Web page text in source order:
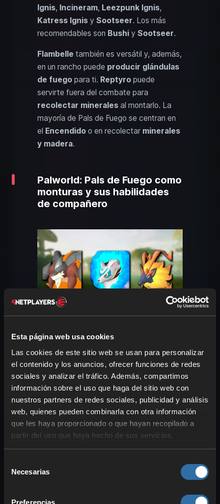
Esta página web usa cookies
Las cookies de este sitio web se usan para personalizar
el contenido y los anuncios, ofrecer funciones de redes
sociales y analizar el tráfico. Además, compartimos
información sobre el uso que haga del sitio web con
nuestros partners de redes sociales, publicidad y análisis
web, quienes pueden combinarla con otra información
que les haya proporcionado o que hayan recopilado a
partir del uso que haya hecho de sus servicios.
Necesarias
Preferencias
Ignis, Incineram, Leezpunk Ignis,
Katress Ignis y Sootseer. Los más
recomendables son Bushi y Sootseer.
Flambelle también es versátil y, además,
en un rancho puede producir glándulas
de fuego para ti. Reptyro puede
servirte fuera del combate para
recolectar minerales al montarlo. La
mayoría de Pals de Fuego se centran en
el Encendido o en recolectar minerales
y madera.
Palworld: Pals de Fuego como
monturas y sus habilidades
de compañero
monturas, pero se enfocan sobre todo en
eldesplazamiento por tierra. No
siempre son las más rápidas, pero están
pensadas para luchar.En el airetambién
hay Pals de Fuegomuy buenos que
deberías usar sí o sí. Hemos seleccionado
algunas
monturas de Fuego
Lasmejores monturas de tipo Fuego
son:
fantástica para explorar.